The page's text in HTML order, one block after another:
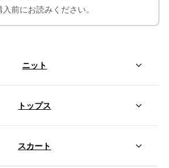
入前にお読みください。
ニット
トップス
スカート